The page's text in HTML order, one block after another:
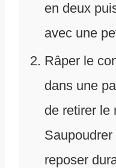
en deux
avec une
Râper le
dans une
de retirer le
reposer